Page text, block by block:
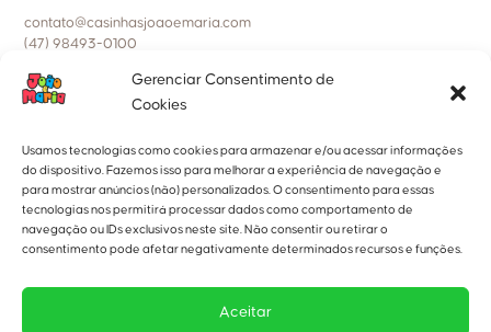
Gerenciar Consentimento de
Cookies
Usamos tecnologias como cookies para armazenar e/ou acessar informações
do dispositivo. Fazemos isso para melhorar a experiência de navegação e
para mostrar anúncios (não) personalizados. O consentimento para essas
tecnologias nos permitirá processar dados como comportamento de
navegação ou IDs exclusivos neste site. Não consentir ou retirar o
consentimento pode afetar negativamente determinados recursos e funções.
Aceitar
contato@casinhasjoaoemaria.com
(47) 98493-0100
Políticas da empresa
Política de cookies
Nossa Localização
A Fábrica fica localizada na:
Bairro: Tabuleiro, Camboriú-SC.